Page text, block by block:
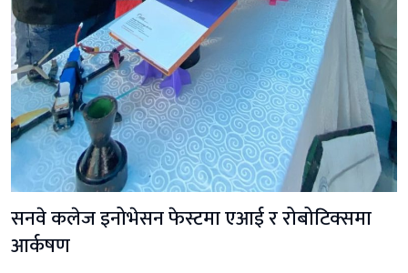
सनवे कलेज इनोभेसन फेस्टमा एआई र रोबोटिक्समा
आर्कषण